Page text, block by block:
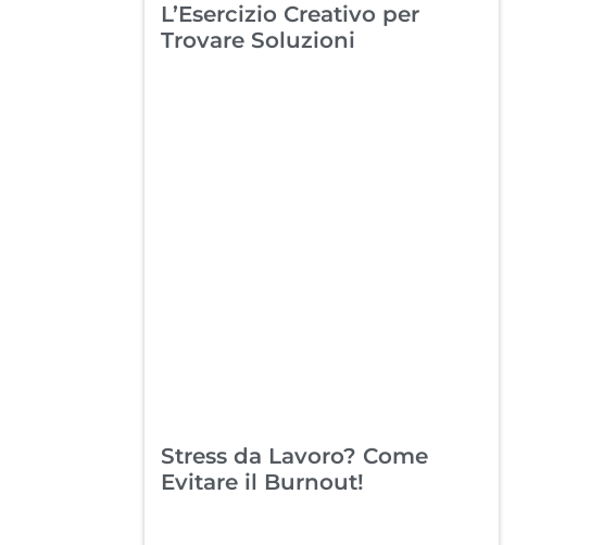
L’Esercizio Creativo per
Trovare Soluzioni
Stress da Lavoro? Come
Evitare il Burnout!